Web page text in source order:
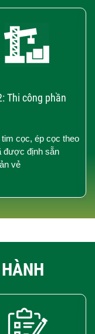
Thi công phần
cọc, ép cọc theo
được định sẵn
vẻ
›